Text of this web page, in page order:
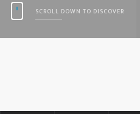
SCROLL DOWN TO DISCOVER